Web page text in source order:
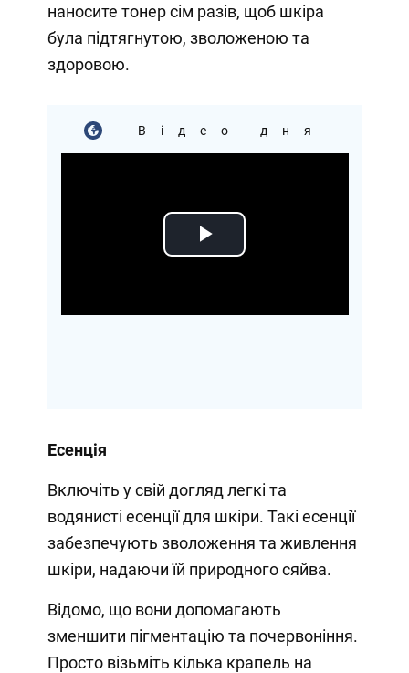
наносите тонер сім разів, щоб шкіра
була підтягнутою, зволоженою та
здоровою.
Відео дня
Play
Есенція
Включіть у свій догляд легкі та
водянисті есенції для шкіри. Такі есенції
забезпечують зволоження та живлення
шкіри, надаючи їй природного сяйва.
Відомо, що вони допомагають
зменшити пігментацію та почервоніння.
Просто візьміть кілька крапель на